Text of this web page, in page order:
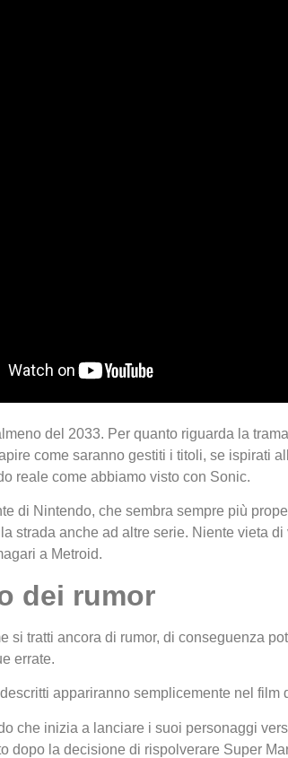
del 2033. Per quanto riguarda la
come saranno gestiti i titoli, se ispirati
reale come abbiamo visto con Sonic.
di Nintendo, che sembra sempre più
strada anche ad altre serie. Niente vieta
a Metroid.
dei rumor
si tratti ancora di rumor, di conseguenza
errate.
appariranno semplicemente nel film
che inizia a lanciare i suoi personaggi
dopo la decisione di rispolverare Super